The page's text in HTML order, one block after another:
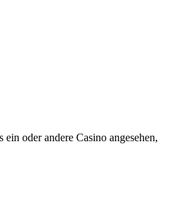
oder andere Casino angesehen,